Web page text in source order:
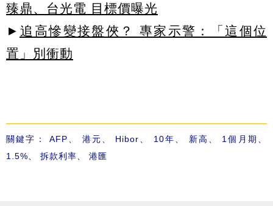
臻鼎、台光電 目標價曝光
► 追高慘變接盤俠？ 專家示警：「這個位
置」別衝動
關鍵字： AFP 港元 Hibor 10年 新高 1個月期
1.5%
拆款利率 港匯